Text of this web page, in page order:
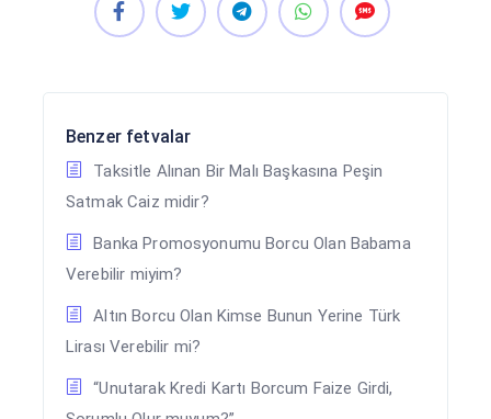
Benzer fetvalar
Taksitle Alınan Bir Malı Başkasına Peşin
Satmak Caiz midir?
Banka Promosyonumu Borcu Olan Babama
Verebilir miyim?
Altın Borcu Olan Kimse Bunun Yerine Türk
Lirası Verebilir mi?
“Unutarak Kredi Kartı Borcum Faize Girdi,